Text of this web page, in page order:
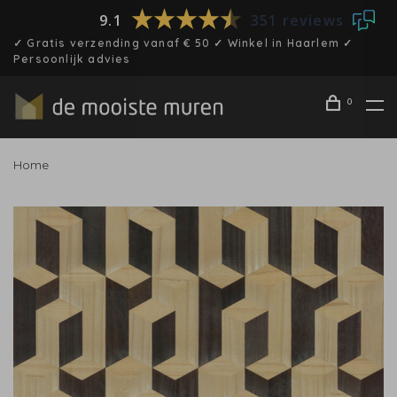
9.1 351 reviews
✓ Gratis verzending vanaf € 50 ✓ Winkel in Haarlem ✓
Persoonlijk advies
0
Home